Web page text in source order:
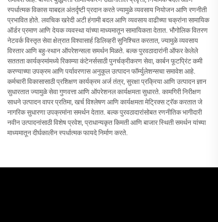
स्पर्धात्मक विकास याबद्दल अंतर्दृष्टी प्रदान करते ज्यामुळे व्यवसाय नियोजन आणि रणनीती
प्रभावित होते. लवचिक खरेदी अटी हंगामी बदल आणि व्यवसाय वाढीच्या चक्रांना सामायिक
ऑर्डर प्रमाण आणि देयक व्यवस्था यांच्या माध्यमातून सामायिकता देतात. भौगोलिक वितरण
नेटवर्क विस्तृत सेवा क्षेत्रात विश्वासार्ह डिलिव्हरी सुनिश्चित करतात, ज्यामुळे व्यवसाय
विस्तार आणि बहु-स्थान ऑपरेशन्सला समर्थन मिळते. बल्क पुरवठादारांनी ऑफर केलेले
सततता कार्यक्रमांमध्ये रिकाम्या कंटेनर्ससाठी पुनर्चक्रीकरण सेवा, कार्बन फूटप्रिंट कमी
करण्याच्या उपक्रम आणि पर्यावरणास अनुकूल उत्पादन फॉर्म्युलेशन्सचा समावेश आहे.
कर्मचारी विकासासाठी प्रशिक्षण कार्यक्रम अर्ज तंत्र, सुरक्षा प्रक्रिया आणि उत्पादन ज्ञान
सुधारतात ज्यामुळे सेवा गुणवत्ता आणि ऑपरेशनल कार्यक्षमता सुधारते. कामगिरी निरीक्षण
साधने उत्पादन वापर प्रतिमा, खर्च विश्लेषण आणि कार्यक्षमता मेट्रिक्स ट्रॅक करतात जे
नागरिक सुधारणा उपक्रमांना समर्थन देतात. बल्क पुरवठादारांसोबत रणनीतिक भागीदारी
नवीन उत्पादनांसाठी विशेष प्रवेश, प्राधान्यकृत किमती आणि बाजार स्थिती समर्थन यांच्या
माध्यमातून दीर्घकालीन स्पर्धात्मक फायदे निर्माण करते.